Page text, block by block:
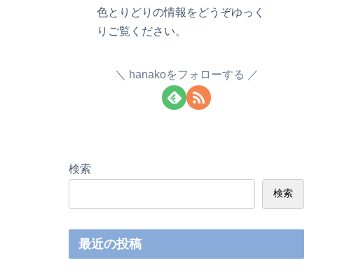
色とりどりの情報をどうぞゆっく
りご覧ください。
hanakoをフォローする
検索
検索
最近の投稿